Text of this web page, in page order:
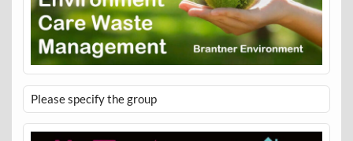
Please specify the group